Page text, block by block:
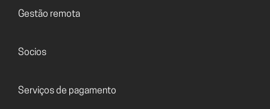
Gestão remota
Socios
Serviços de pagamento